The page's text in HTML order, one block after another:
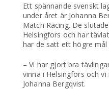
Ett spännande svenskt
under året är Johanna
Match Racing. De
Helsingfors och har
har de satt ett högre mål
– Vi har gjort bra
vinna i Helsingfors och
Johanna Bergqvist.